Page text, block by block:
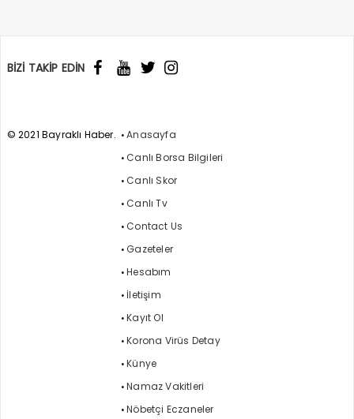
BİZİ TAKİP EDİN
© 2021 Bayraklı Haber.
Anasayfa
Canlı Borsa Bilgileri
Canlı Skor
Canlı Tv
Contact Us
Gazeteler
Hesabım
İletişim
Kayıt Ol
Korona Virüs Detay
Künye
Namaz Vakitleri
Nöbetçi Eczaneler